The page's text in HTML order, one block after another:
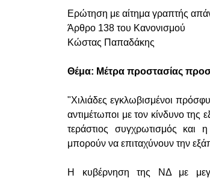
Ερώτηση με αίτημα γραπτής
Άρθρο 138 του Κανονισμού
Κώστας Παπαδάκης
Θέμα: Μέτρα προστασίας
"Χιλιάδες εγκλωβισμένοι
αντιμέτωποι με τον κίνδυνο
τεράστιος συγχρωτισμός και
μπορούν να επιταχύνουν την
Η κυβέρνηση της ΝΔ με